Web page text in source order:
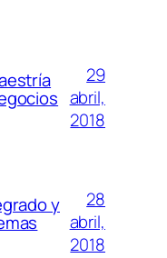
29
abril,
2018
y
28
abril,
2018